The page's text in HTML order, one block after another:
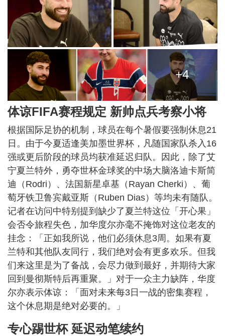
+4
体谅FIFA赛程规定 新帅点兵考察小将
根据国际足协的机制，球员在每个暑假要强制休息21
日。由于今夏适逢美加墨世界杯，凡随国家队杀入16
强或更后阶段的球员均获准延迟归队。因此，除了艾
宁夏兰特外，勇夺世杯金球奖的中场大脑洛迪卡斯简
迪（Rodri）、法国新星卓基（Rayan Cherki）、葡
萄牙铁卫鲁宾戴亚斯（Ruben Dias）等均未有随队。
记者在访问中特别提到缺少了夏兰特这位「开心果」
会否令旅程失色，加华度尔亦毫不掩饰对这位老友的
挂念：「正如我所说，他们必须休息3周。如果有夏
兰特和其他队友同行，我们绝对会有更多欢乐。但我
们来这里是为了备战，会尽力做到最好，并期待大家
回到曼彻斯特后再重聚。」对于一众主力缺阵，华度
尔亦表示体谅：「面对未来每3日一战的密集赛程，
这个休息期是绝对必要的。」
专心踢世杯 延迟动笔续约